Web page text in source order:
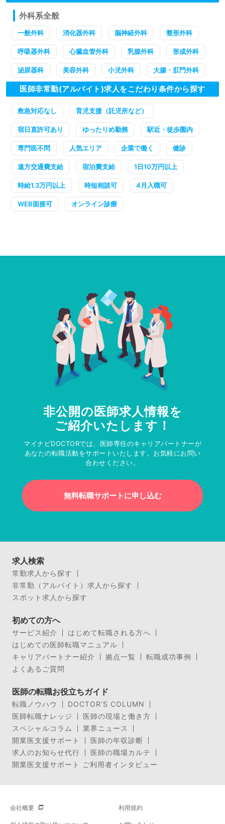
外科系全般
一般外科 消化器外科 脳神経外科 整形外科
呼吸器外科 心臓血管外科 乳腺外科 形成外科
泌尿器科 美容外科 小児外科 大腸・肛門外科
医師非常勤(アルバイト)求人をこだわり条件から探す
救急対応なし 育児支援（託児所など）
宿日直許可あり ゆったりめ勤務 駅近・徒歩圏内
専門医不問 人気エリア 企業で働く 健診
遠方交通費支給 宿泊費支給 1日10万円以上
時給1.3万円以上 時短相談可 4月入職可
WEB面接可 オンライン診療
非公開の医師求人情報を
ご紹介いたします！
マイナビDOCTORでは、医師専任のキャリアパートナーが
あなたの転職活動をサポートいたします。お気軽にお問い
合わせください。
無料転職サポートに申し込む
求人検索
常勤求人から探す
非常勤（アルバイト）求人から探す
スポット求人から探す
初めての方へ
サービス紹介
はじめて転職される方へ
はじめての医師転職マニュアル
キャリアパートナー紹介
拠点一覧
転職成功事例
よくあるご質問
医師の転職お役立ちガイド
転職ノウハウ
DOCTOR’S COLUMN
医師転職ナレッジ
医師の現場と働き方
スペシャルコラム
業界ニュース
開業医支援サポート
医師の年収診断
求人のお知らせ代行
医師の職場カルテ
開業医支援サポート ご利用者インタビュー
会社概要 利用規約